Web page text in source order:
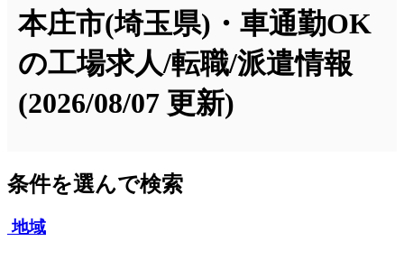
本庄市(埼玉県)・車通勤OK
の工場求人/転職/派遣情報
(2026/08/07 更新)
条件を選んで検索
地域